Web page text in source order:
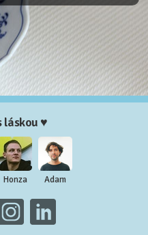
láskou ♥
Honza Adam